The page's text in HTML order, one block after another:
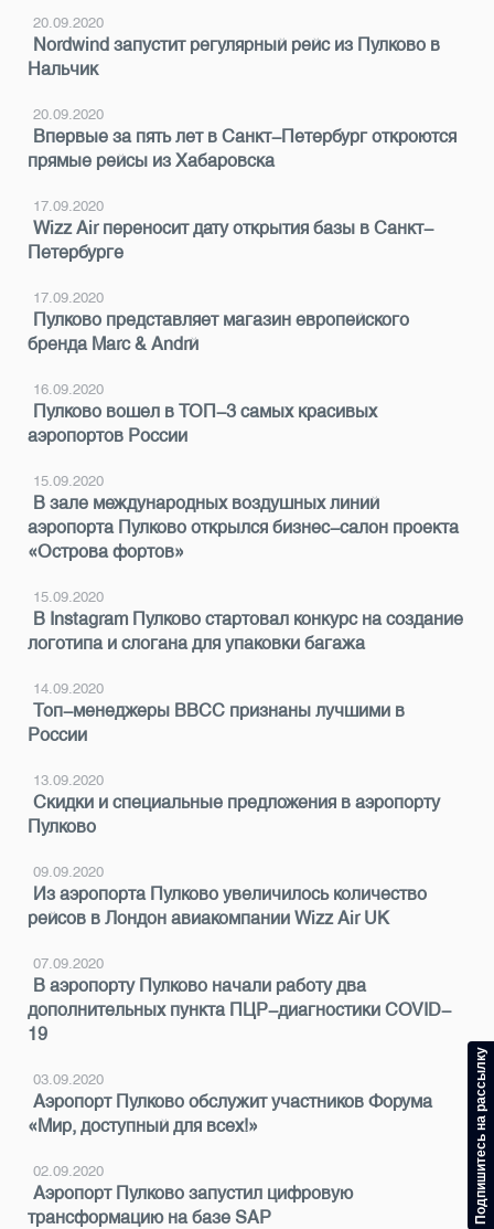
20.09.2020
Nordwind запустит регулярный рейс из Пулково в
Нальчик
20.09.2020
Впервые за пять лет в Санкт-Петербург откроются
прямые рейсы из Хабаровска
17.09.2020
Wizz Air переносит дату открытия базы в Санкт-
Петербурге
17.09.2020
Пулково представляет магазин европейского
бренда Marc & André
16.09.2020
Пулково вошел в ТОП-3 самых красивых
аэропортов России
15.09.2020
В зале международных воздушных линий
аэропорта Пулково открылся бизнес-салон проекта
«‎Острова фортов»
15.09.2020
В Instagram Пулково стартовал конкурс на создание
логотипа и слогана для упаковки багажа
14.09.2020
Топ-менеджеры ВВСС признаны лучшими в
России
13.09.2020
Скидки и специальные предложения в аэропорту
Пулково
09.09.2020
Из аэропорта Пулково увеличилось количество
рейсов в Лондон авиакомпании Wizz Air UK
07.09.2020
В аэропорту Пулково начали работу два
дополнительных пункта ПЦР-диагностики COVID-
19
03.09.2020
Аэропорт Пулково обслужит участников Форума
«Мир, доступный для всех!»
02.09.2020
Аэропорт Пулково запустил цифровую
трансформацию на базе SAP
Подпишитесь на рассылку